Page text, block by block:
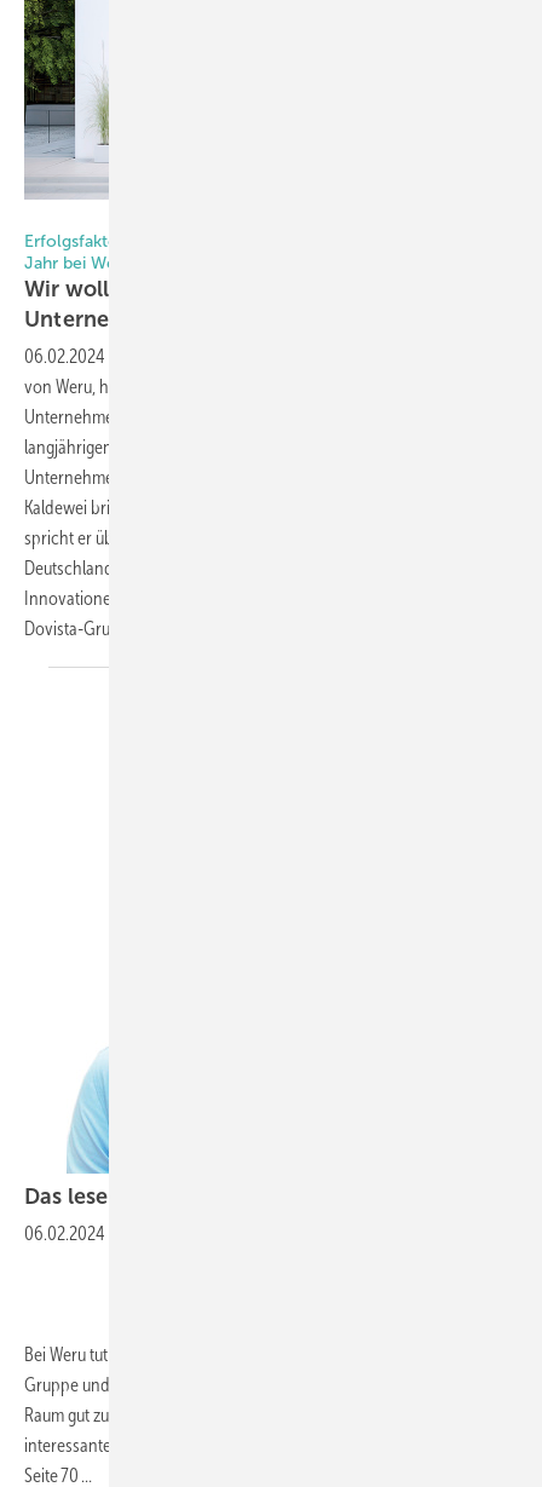
Erfolgsfaktoren und Innovationen: Carsten Voß über sein erstes
Jahr bei Weru
Wir wollen das nachhaltigste Fensterbau-
Unternehmen in Deutschland
06.02.2024
von Weru, hat in dieser Zeit Herausforderungen und Chancen für das
Unternehmen erkannt und Konsequenzen gezogen. Mit seiner
langjährigen Erfahrung in Führungspositionen bei namhaften
Unternehmen wie BSH Bosch & Siemens Hausgeräte, hansgrohe und
Kaldewei bringt er eine breite Expertise mit. In diesem Interview
spricht er über die Positionierung der großen Fenstermarke Weru in
Deutschland, aktuelle Entwicklungen in der Branche, geplante
Innovationen und die strategische Ausrichtung innerhalb der
Dovista-Gruppe.
Das lesen Sie im Fensterressort ab S.
06.02.2024
Bei Weru tut sich was! Die Marke ist ja bekanntermaßen in der Dovista-
Gruppe und das scheint der großen Fenstermarke aus dem Stuttgarter
Raum gut zu tun. Es gibt auch darüber hinaus eine ganze Menge
interessante O-Töne in unserem Fenster-Ressort zu lesen, ab
Seite 70 …